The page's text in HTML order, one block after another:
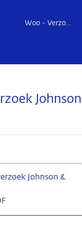
Woo - Verzoeken en besluiten
Johnson
Johnson &